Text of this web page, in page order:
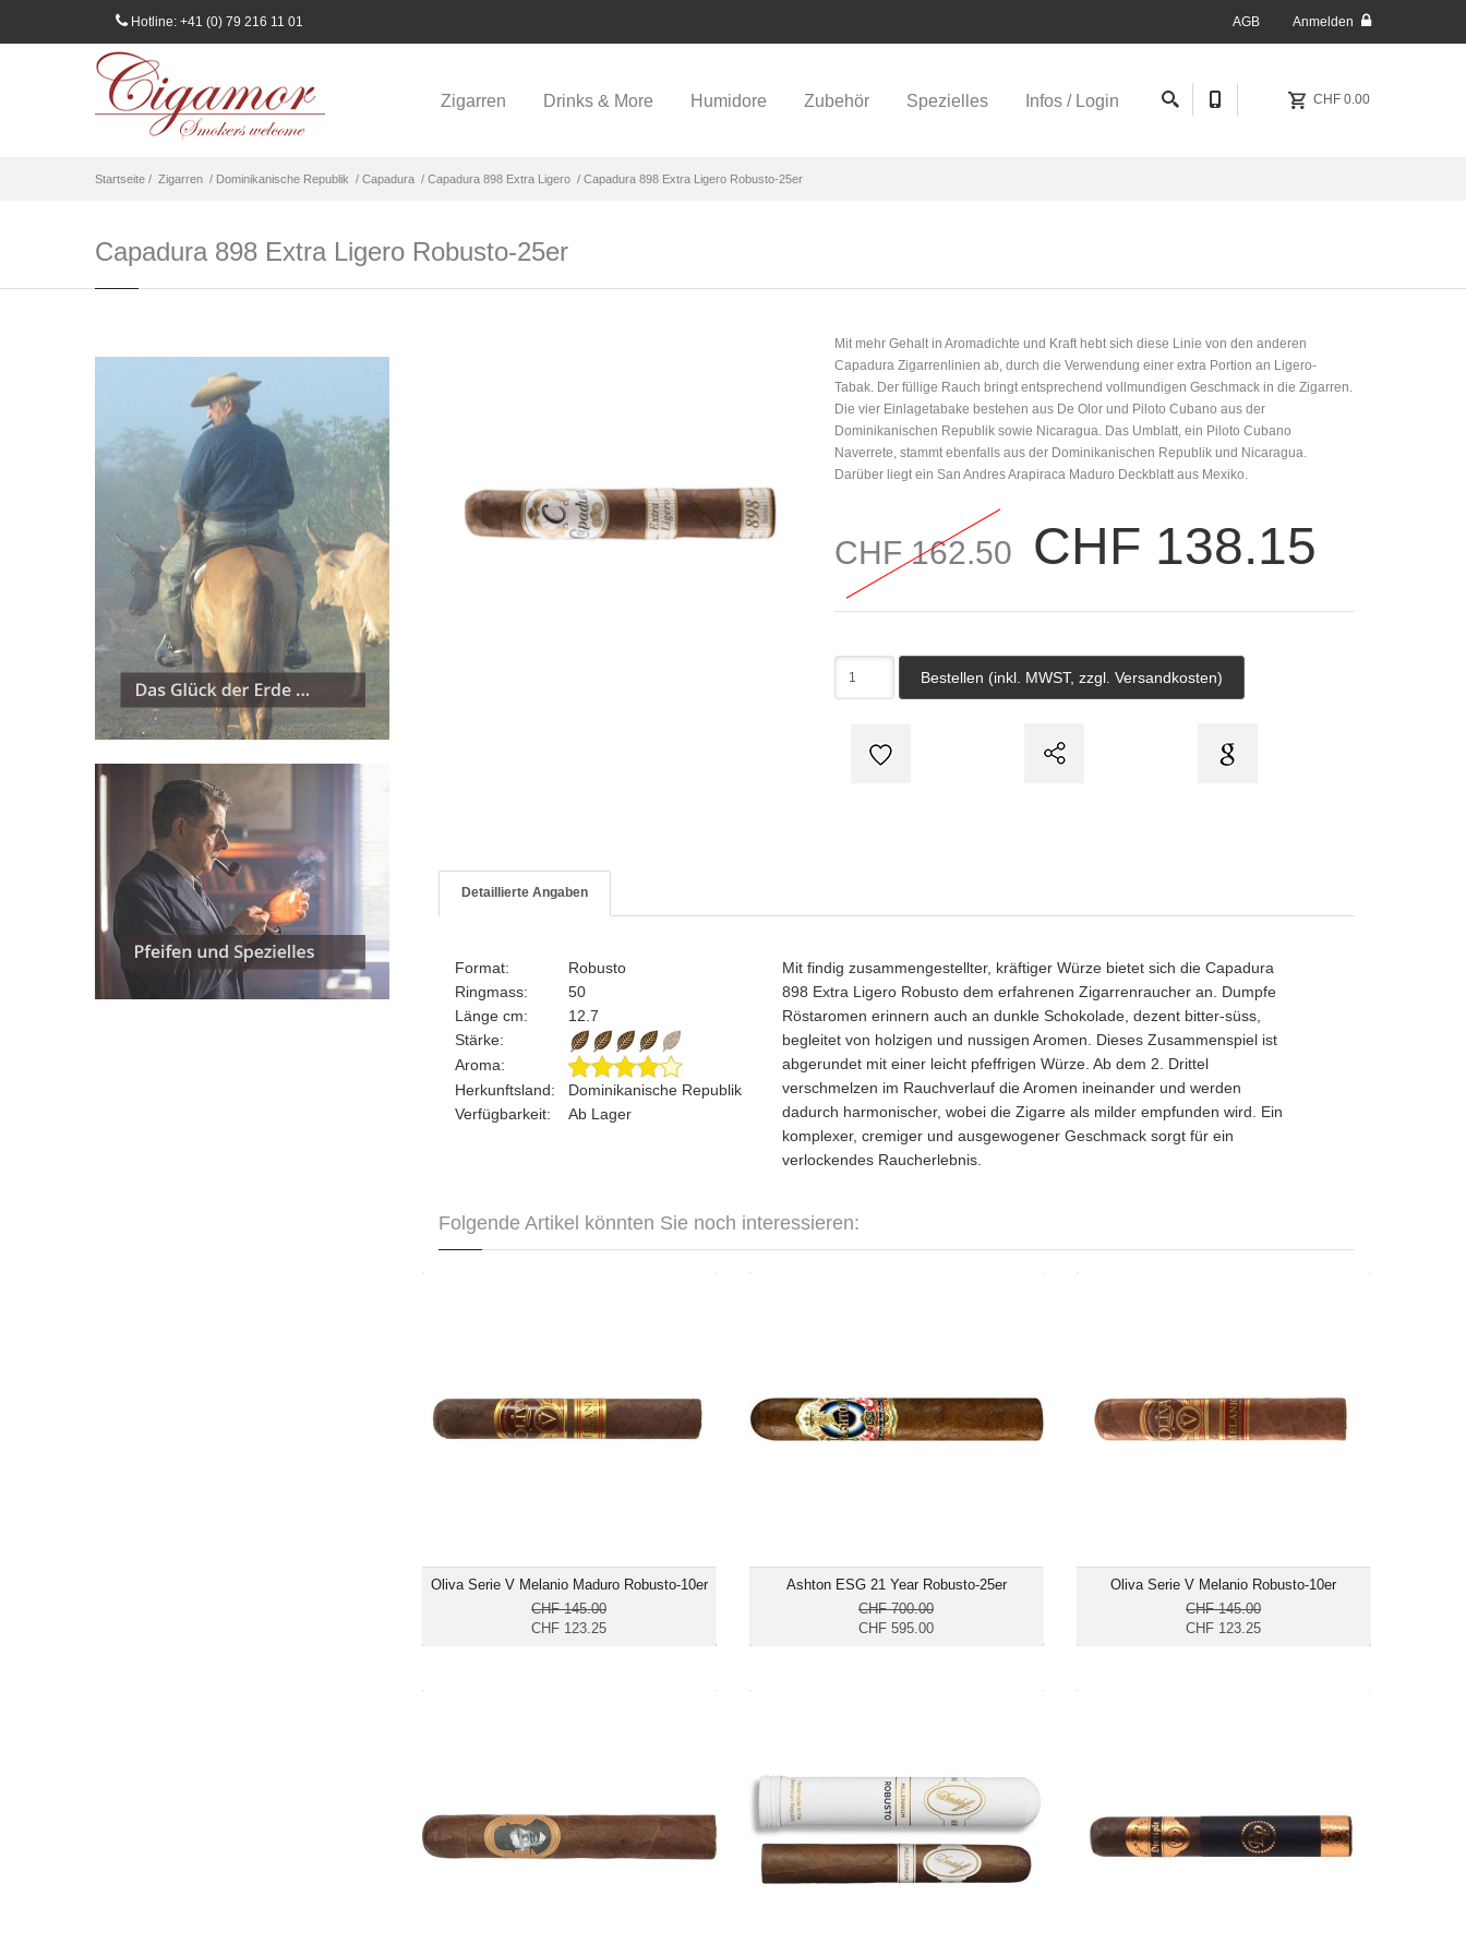
Hotline: +41 (0) 79 216 11 01 AGB Anmelden
CHF 0.00
Zigarren Drinks & More Humidore Zubehör Spezielles Infos / Login
Startseite / Zigarren / Dominikanische Republik / Capadura / Capadura 898 Extra Ligero / Capadura 898 Extra Ligero Robusto-25er
Capadura 898 Extra Ligero Robusto-25er
Mit mehr Gehalt in Aromadichte und Kraft hebt sich diese Linie von den anderen
Capadura Zigarrenlinien ab, durch die Verwendung einer extra Portion an Ligero-
Tabak. Der füllige Rauch bringt entsprechend vollmundigen Geschmack in die Zigarren.
Die vier Einlagetabake bestehen aus De Olor und Piloto Cubano aus der
Dominikanischen Republik sowie Nicaragua. Das Umblatt, ein Piloto Cubano
Naverrete, stammt ebenfalls aus der Dominikanischen Republik und Nicaragua.
Darüber liegt ein San Andres Arapiraca Maduro Deckblatt aus Mexiko.
CHF 162.50 CHF 138.15
Detaillierte Angaben
Format:
Robusto
Ringmass:
50
Länge cm:
12.7
Stärke:
Aroma:
Herkunftsland: Dominikanische Republik
Verfügbarkeit:
Ab Lager
Mit findig zusammengestellter, kräftiger Würze bietet sich die Capadura
898 Extra Ligero Robusto dem erfahrenen Zigarrenraucher an. Dumpfe
Röstaromen erinnern auch an dunkle Schokolade, dezent bitter-süss,
begleitet von holzigen und nussigen Aromen. Dieses Zusammenspiel ist
abgerundet mit einer leicht pfeffrigen Würze. Ab dem 2. Drittel
verschmelzen im Rauchverlauf die Aromen ineinander und werden
dadurch harmonischer, wobei die Zigarre als milder empfunden wird. Ein
komplexer, cremiger und ausgewogener Geschmack sorgt für ein
verlockendes Raucherlebnis.
Folgende Artikel könnten Sie noch interessieren:
Oliva Serie V Melanio Maduro Robusto-10er
CHF 145.00
CHF 123.25
Ringmass: 52
Länge: 12.7
Ashton ESG 21 Year Robusto-25er
CHF 700.00
CHF 595.00
Ringmass: 52
Länge: 13.3
mittelkräftig bis kräftig
Oliva Serie V Melanio Robusto-10er
CHF 145.00
CHF 123.25
Ringmass: 52
mittelkräftig
Ringmass: 50
Länge: 12.7
mild bis mittelkräftig
Format: Robusto
Ringmass: 50
Länge: 13.3
mittelkräftig bis kräftig
Ringmass: 50
Länge: 12.7
mittelkräftig